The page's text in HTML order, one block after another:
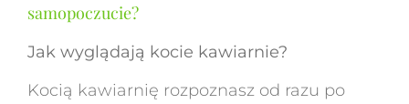
samopoczucie?
Jak wyglądają kocie kawiarnie?
Kocią kawiarnię rozpoznasz od razu po